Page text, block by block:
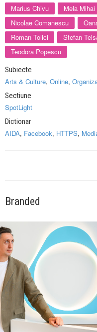
Marius Chivu
Mela Mihai
Nicolae Comanescu
Roman Tolici
Stefan
Teodora Popescu
Subiecte
Arts & Culture, Online,
Sectiune
SpotLight
Dictionar
AIDA, Facebook, HTTPS,
Branded